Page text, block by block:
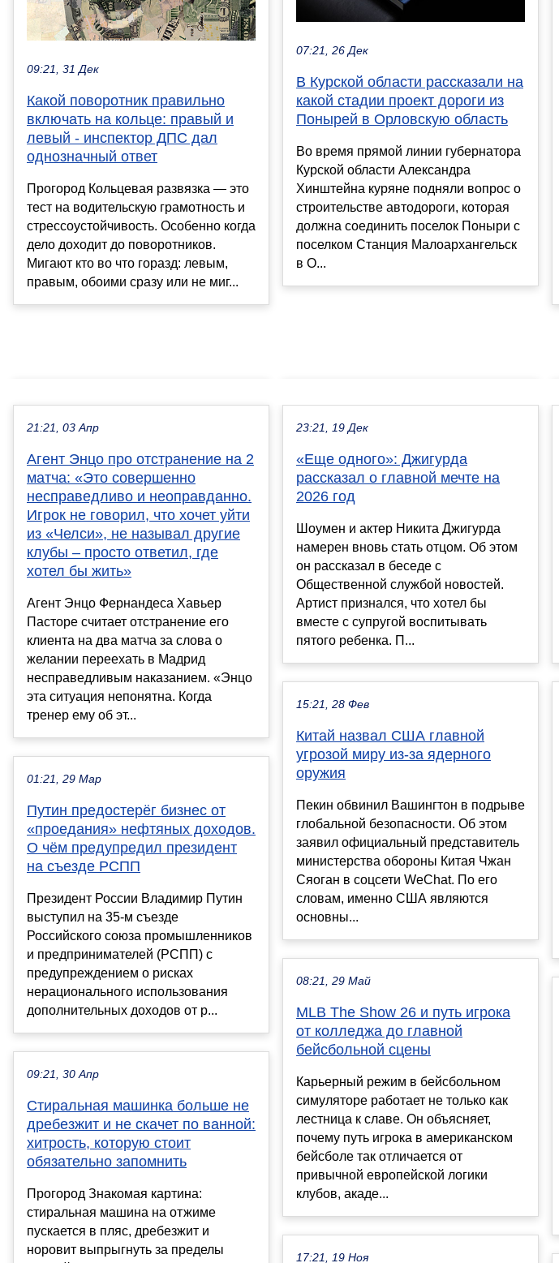
09:21, 31 Дек
Какой поворотник правильно
включать на кольце: правый и
левый - инспектор ДПС дал
однозначный ответ
Прогород Кольцевая развязка — это
тест на водительскую грамотность и
стрессоустойчивость. Особенно когда
дело доходит до поворотников.
Мигают кто во что горазд: левым,
правым, обоими сразу или не миг...
07:21, 26 Дек
В Курской области рассказали на
какой стадии проект дороги из
Понырей в Орловскую область
Во время прямой линии губернатора
Курской области Александра
Хинштейна куряне подняли вопрос о
строительстве автодороги, которая
должна соединить поселок Поныри с
поселком Станция Малоархангельск
в О...
21:21, 03 Апр
Агент Энцо про отстранение на 2
матча: «Это совершенно
несправедливо и неоправданно.
Игрок не говорил, что хочет уйти
из «Челси», не называл другие
клубы – просто ответил, где
хотел бы жить»
Агент Энцо Фернандеса Хавьер
Пасторе считает отстранение его
клиента на два матча за слова о
желании переехать в Мадрид
несправедливым наказанием. «Энцо
эта ситуация непонятна. Когда
тренер ему об эт...
01:21, 29 Мар
Путин предостерёг бизнес от
«проедания» нефтяных доходов.
О чём предупредил президент
на съезде РСПП
Президент России Владимир Путин
выступил на 35-м съезде
Российского союза промышленников
и предпринимателей (РСПП) с
предупреждением о рисках
нерационального использования
дополнительных доходов от р...
09:21, 30 Апр
Стиральная машинка больше не
дребезжит и не скачет по ванной:
хитрость, которую стоит
обязательно запомнить
Прогород Знакомая картина:
стиральная машина на отжиме
пускается в пляс, дребезжит и
норовит выпрыгнуть за пределы
23:21, 19 Дек
«Еще одного»: Джигурда
рассказал о главной мечте на
2026 год
Шоумен и актер Никита Джигурда
намерен вновь стать отцом. Об этом
он рассказал в беседе с
Общественной службой новостей.
Артист признался, что хотел бы
вместе с супругой воспитывать
пятого ребенка. П...
15:21, 28 Фев
Китай назвал США главной
угрозой миру из-за ядерного
оружия
Пекин обвинил Вашингтон в подрыве
глобальной безопасности. Об этом
заявил официальный представитель
министерства обороны Китая Чжан
Сяоган в соцсети WeChat. По его
словам, именно США являются
основны...
08:21, 29 Май
MLB The Show 26 и путь игрока
от колледжа до главной
бейсбольной сцены
Карьерный режим в бейсбольном
симуляторе работает не только как
лестница к славе. Он объясняет,
почему путь игрока в американском
бейсболе так отличается от
привычной европейской логики
клубов, акаде...
17:21, 19 Ноя